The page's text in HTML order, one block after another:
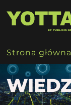
Strona główna